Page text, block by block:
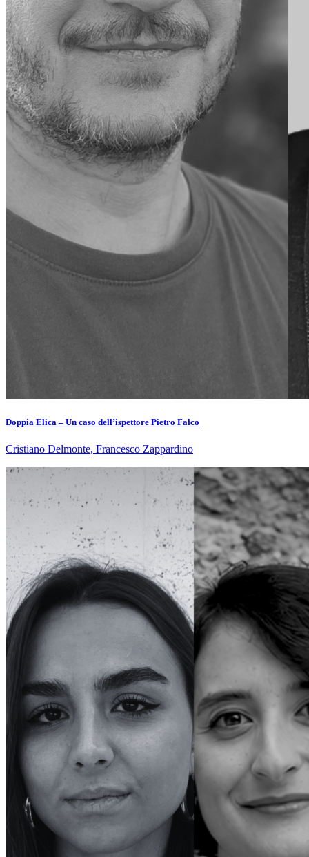
Doppia Elica – Un caso dell’ispettore Pietro Falco
Cristiano Delmonte, Francesco Zappardino